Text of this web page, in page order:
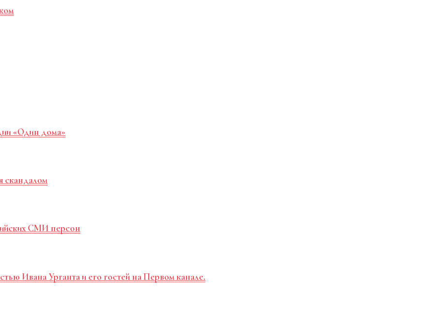
«Один дома»
скандалом
СМИ персон
Ивана Урганта и его гостей на Первом канале.